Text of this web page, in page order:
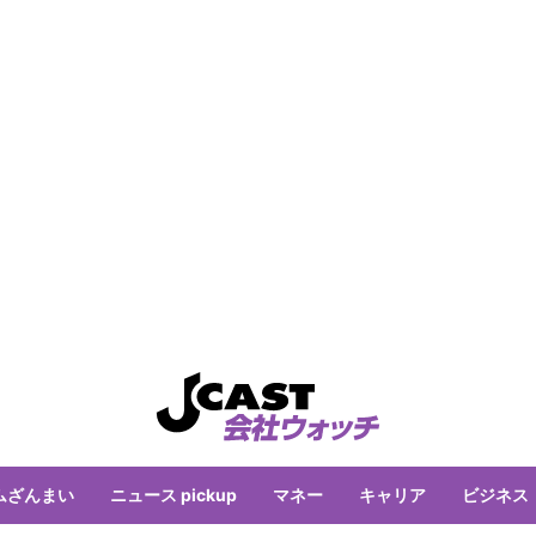
ざんまい ニュース pickup マネー キャリア ビジネス